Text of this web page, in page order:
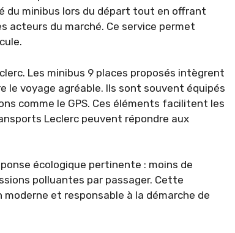
du minibus lors du départ tout en offrant
acteurs du marché. Ce service permet
Les minibus 9 places proposés intègrent
le voyage agréable. Ils sont souvent équipés
comme le GPS. Ces éléments facilitent les
Leclerc peuvent répondre aux
écologique pertinente : moins de
polluantes par passager. Cette
et responsable à la démarche de